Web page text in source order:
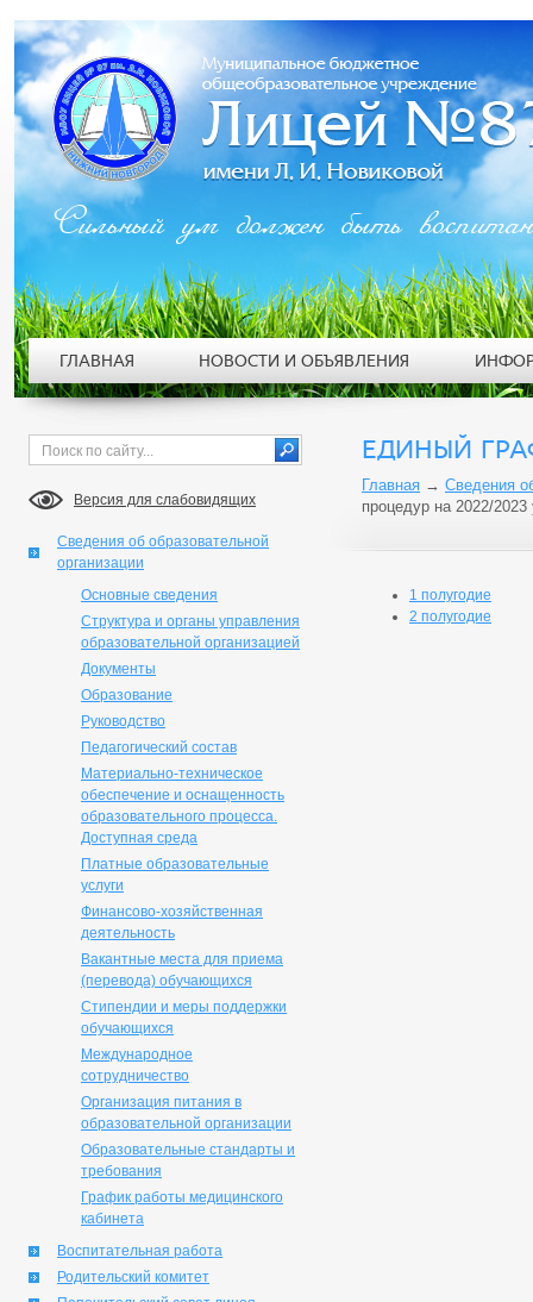
Версия для слабовидящих
Сведения об образовательной
организации
Основные сведения
Структура и органы управления
образовательной организацией
Документы
Образование
Руководство
Педагогический состав
Материально-техническое
обеспечение и оснащенность
образовательного процесса.
Доступная среда
Платные образовательные
услуги
Финансово-хозяйственная
деятельность
Вакантные места для приема
(перевода) обучающихся
Стипендии и меры поддержки
обучающихся
Международное
сотрудничество
Организация питания в
образовательной организации
Образовательные стандарты и
требования
График работы медицинского
кабинета
Воспитательная работа
Родительский комитет
ЕДИНЫЙ
Главная → Сведения
процедур на 2022/2023
1 полугодие
2 полугодие
Сильный ум должен быть
ГЛАВНАЯ НОВОСТИ И ОБЪЯВЛЕНИЯ